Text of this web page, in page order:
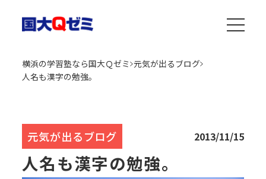
横浜の学習塾なら国大Ｑゼミ 元気が出るブログ
人名も漢字の勉強。
元気が出るブログ 2013/11/15
人名も漢字の勉強。